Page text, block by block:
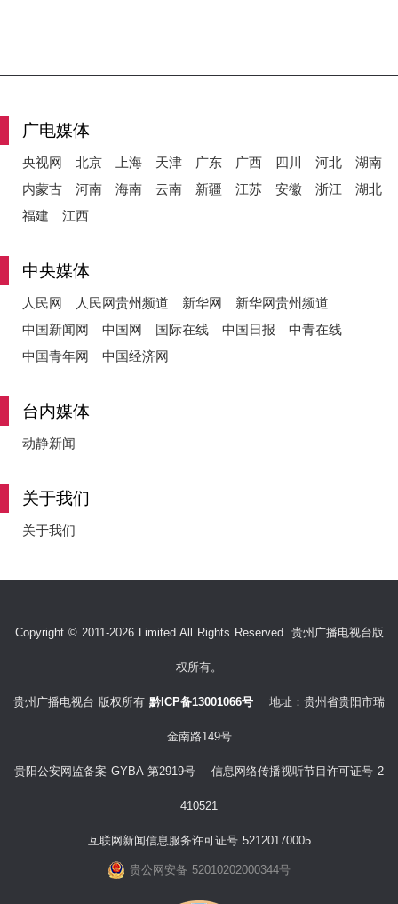
广电媒体
央视网 北京 上海 天津 广东 广西 四川 河北
湖南
内蒙古
河南 海南 云南 新疆 江苏 安徽 浙江
湖北
福建
江西
中央媒体
人民网 人民网贵州频道 新华网
新华网贵州频道
中国新闻网
中国网 国际在线 中国日报
中青在线
中国青年网
中国经济网
台内媒体
动静新闻
关于我们
关于我们
Copyright © 2011-2026 Limited All Rights Reserved. 贵州广播电视台版
权所有。
贵州广播电视台 版权所有 黔ICP备13001066号 地址：贵州省贵阳市瑞
金南路149号
贵阳公安网监备案 GYBA-第2919号 信息网络传播视听节目许可证号 2
410521
互联网新闻信息服务许可证号 52120170005
贵公网安备 52010202000344号